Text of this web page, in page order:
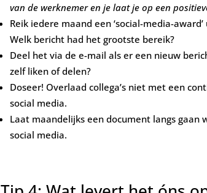
van de werknemer en je laat je op een
Reik iedere maand een ‘social-media-
Welk bericht had het grootste bereik?
Deel het via de e-mail als er een nieuw
zelf liken of delen?
Doseer! Overlaad collega’s niet met een
social media.
Laat maandelijks een document langs gaan
social media.